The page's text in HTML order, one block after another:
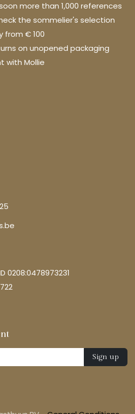
more than 1,000 references
the sommelier's selection
from € 100
on unopened packaging
with Mollie
0208:0478973231
Sign up